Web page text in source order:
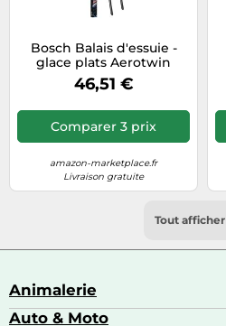
Bosch Balais d'essuie -
glace plats Aerotwin
A224S, Longueur:
650mm/550mm - 1 paire
véhicules avec
direction/volant à droite
46,51 €
Comparer 3 prix
amazon-marketplace.fr
Livraison gratuite
Tout afficher
Animalerie
Abris pour animaux sauvages
Auto & Moto